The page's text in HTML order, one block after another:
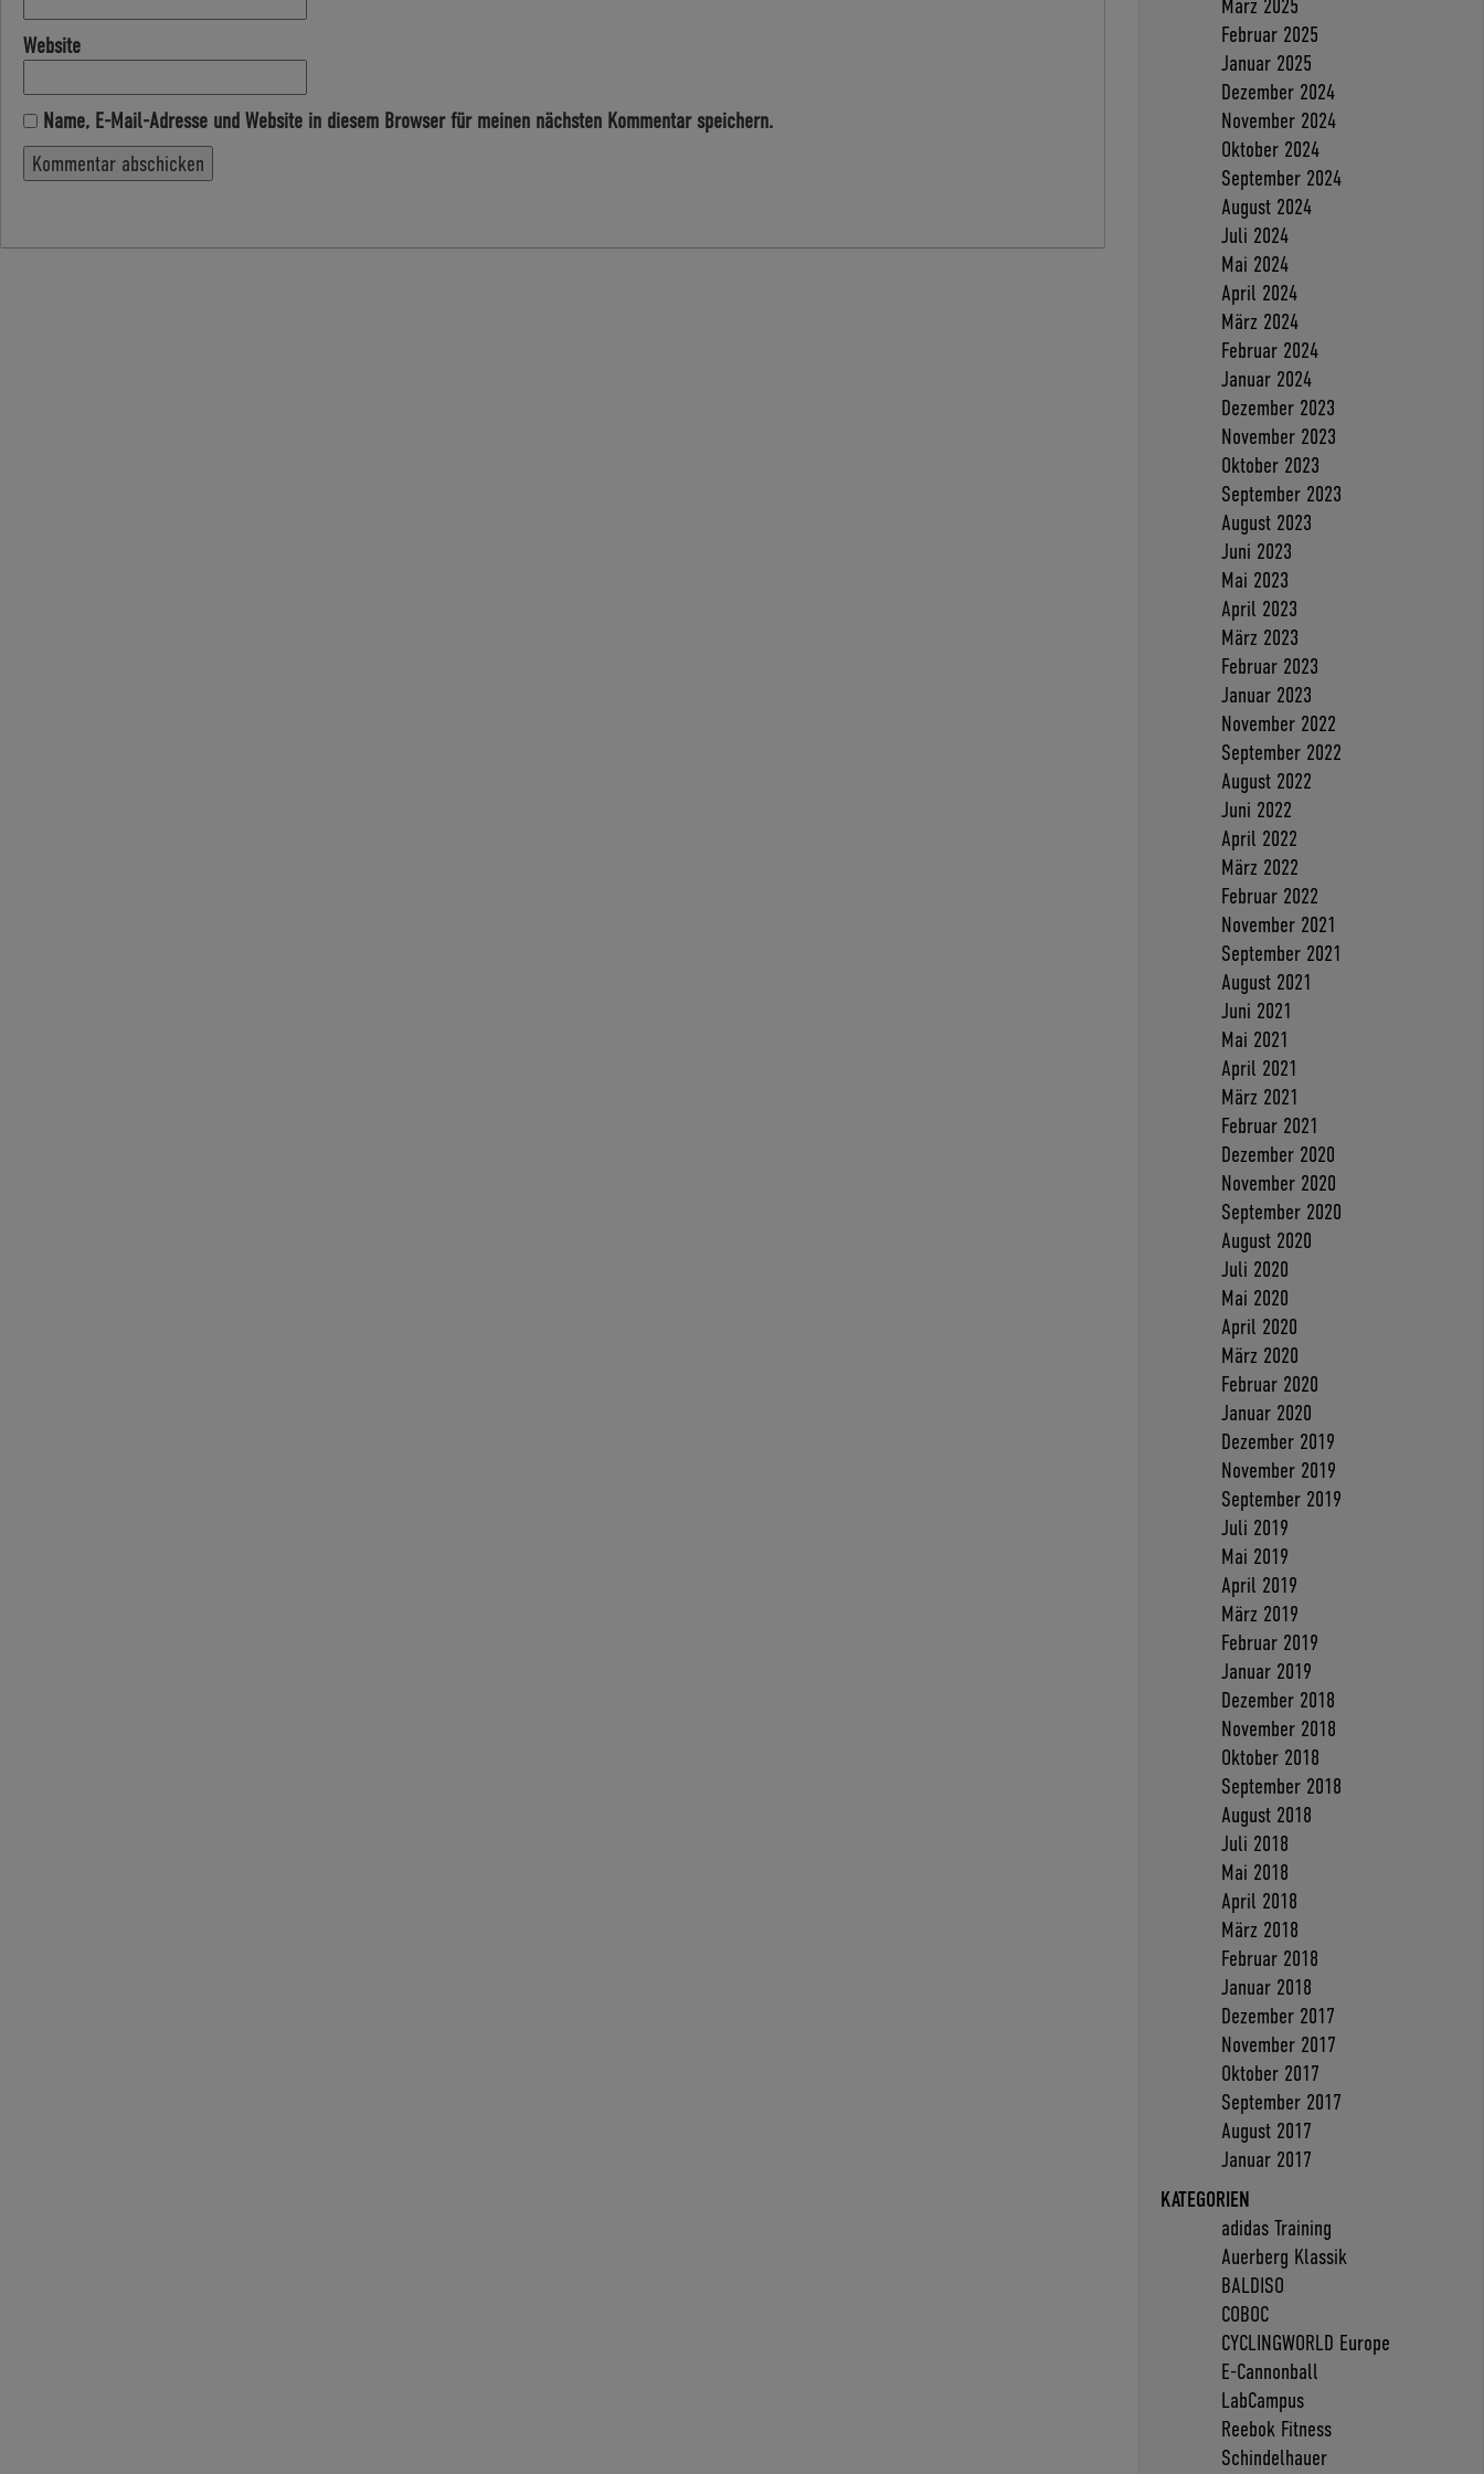
Website
Name, E-Mail-Adresse und Website in diesem Browser für meinen nächsten Kommentar speichern.
März 2025
Februar 2025
Januar 2025
Dezember 2024
November 2024
Oktober 2024
September 2024
August 2024
Juli 2024
Mai 2024
April 2024
März 2024
Februar 2024
Januar 2024
Dezember 2023
November 2023
Oktober 2023
September 2023
August 2023
Juni 2023
Mai 2023
April 2023
März 2023
Februar 2023
Januar 2023
November 2022
September 2022
August 2022
Juni 2022
April 2022
März 2022
Februar 2022
November 2021
September 2021
August 2021
Juni 2021
Mai 2021
April 2021
März 2021
Februar 2021
Dezember 2020
November 2020
September 2020
August 2020
Juli 2020
Mai 2020
April 2020
März 2020
Februar 2020
Januar 2020
Dezember 2019
November 2019
September 2019
Juli 2019
Mai 2019
April 2019
März 2019
Februar 2019
Januar 2019
Dezember 2018
November 2018
Oktober 2018
September 2018
August 2018
Juli 2018
Mai 2018
April 2018
März 2018
Februar 2018
Januar 2018
Dezember 2017
November 2017
Oktober 2017
September 2017
August 2017
Januar 2017
KATEGORIEN
adidas Training
Auerberg Klassik
BALDISO
COBOC
CYCLINGWORLD Europe
E-Cannonball
LabCampus
Reebok Fitness
Schindelhauer